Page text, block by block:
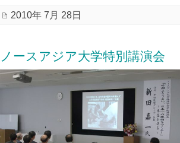
2010年 7月 28日
ノースアジア大学特別講演会